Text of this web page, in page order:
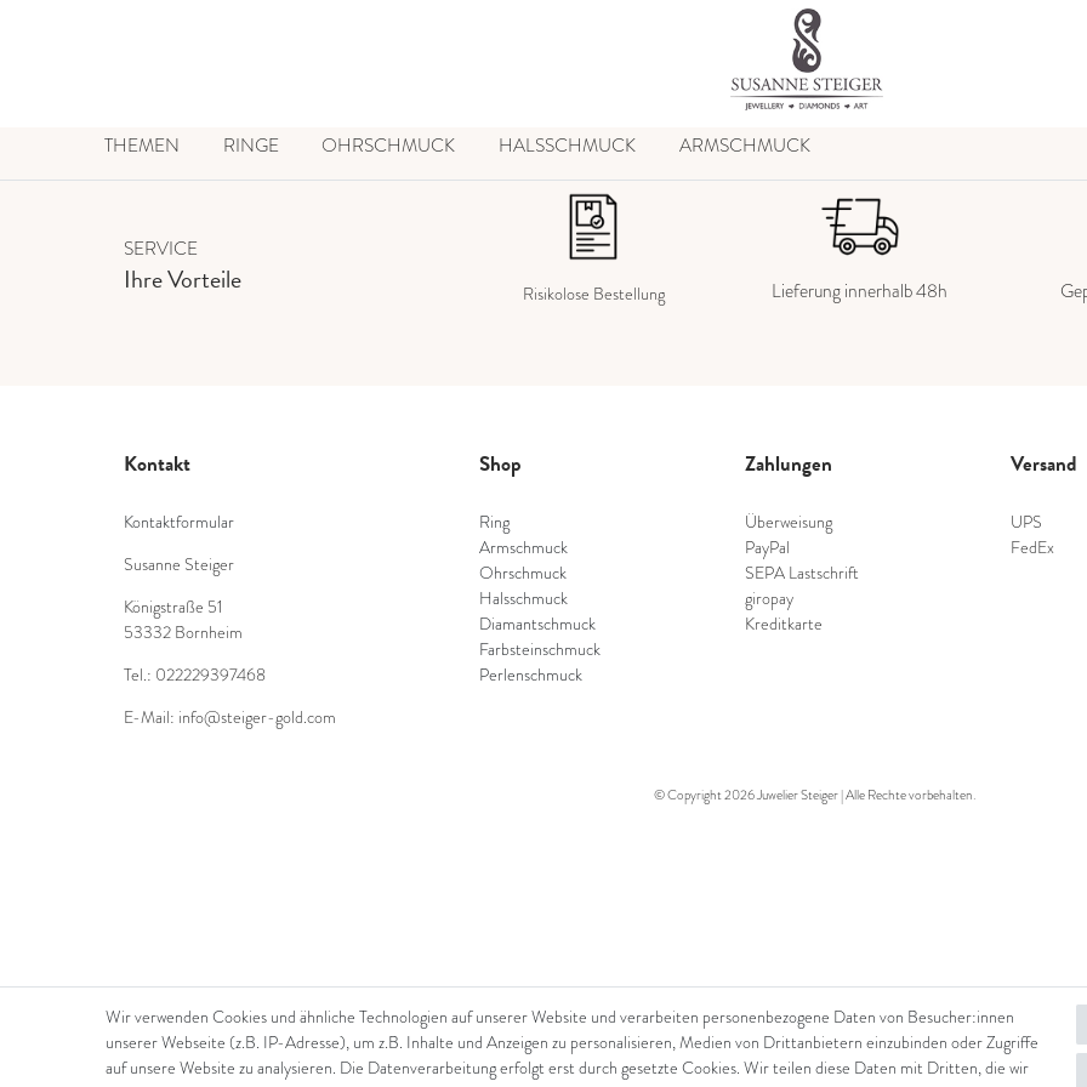
THEMEN RINGE OHRSCHMUCK HALSSCHMUCK ARMSCHMUCK
SERVICE
Ihre Vorteile Risikolose Bestellung Lieferung innerhalb 48h
Kontakt
Kontaktformular
Susanne Steiger
Königstraße 51
53332 Bornheim
Tel.: 022229397468
E-Mail: info@steiger-gold.com
Shop
Ring
Armschmuck
Ohrschmuck
Halsschmuck
Diamantschmuck
Farbsteinschmuck
Perlenschmuck
Zahlungen
Überweisung
PayPal
SEPA Lastschrift
giropay
Kreditkarte
Versand
UPS
FedEx
© Copyright 2026 Juwelier Steiger | Alle Rechte vorbehalten.
Wir verwenden Cookies und ähnliche Technologien auf unserer Website und verarbeiten personenbezogene Daten von Besucher:innen
unserer Webseite (z.B. IP-Adresse), um z.B. Inhalte und Anzeigen zu personalisieren, Medien von Drittanbietern einzubinden oder Zugriffe
auf unsere Website zu analysieren. Die Datenverarbeitung erfolgt erst durch gesetzte Cookies. Wir teilen diese Daten mit Dritten, die wir